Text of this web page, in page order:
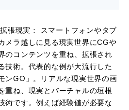
張現実： スマートフォンやタブ
メラ越しに見る現実世界にCGや
のコンテンツを重ね、拡張され
技術。代表的な例が大流行した
ンGO」。リアルな現実世界の画
重ね、現実とバーチャルの垣根
術です。例えば経験値が必要な